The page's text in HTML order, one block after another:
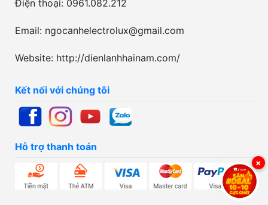
Điện thoại: 0961.082.212
Email: ngocanhelectrolux@gmail.com
Website: http://dienlanhhainam.com/
Kết nối với chúng tôi
Hỗ trợ thanh toán
×